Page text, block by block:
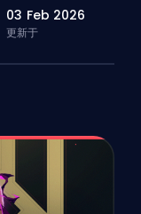
03 Feb 2026
更新于